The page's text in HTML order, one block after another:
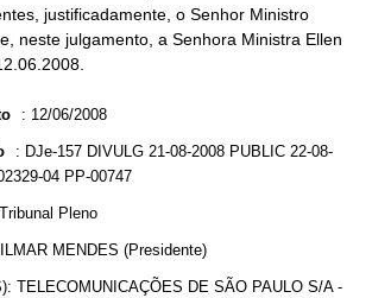
justificadamente, o Senhor Ministro
neste julgamento, a Senhora Ministra Ellen
: 12/06/2008
: DJe-157 DIVULG 21-08-2008 PUBLIC 22-08-
04 PP-00747
Tribunal Pleno
MENDES (Presidente)
TELECOMUNICAÇÕES DE SÃO PAULO S/A -